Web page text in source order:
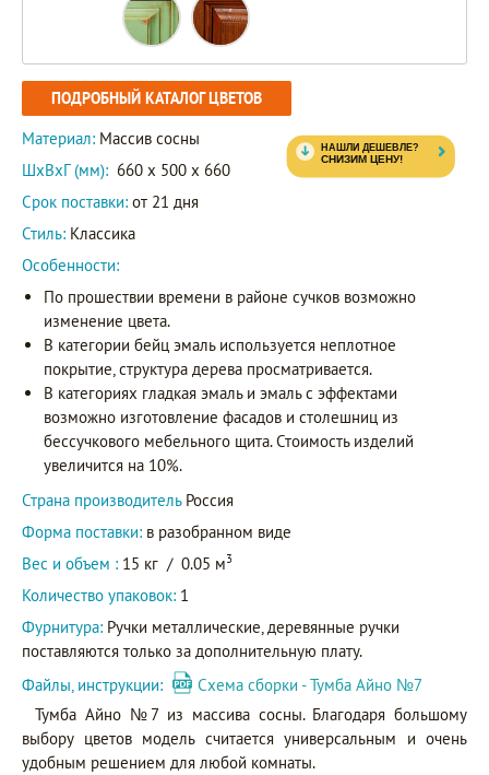
ПОДРОБНЫЙ КАТАЛОГ ЦВЕТОВ
Материал: Массив сосны
ШxВxГ (мм): 660 x 500 x 660
Срок поставки: от 21 дня
Стиль: Классика
Особенности:
По прошествии времени в районе сучков возможно
изменение цвета.
В категории бейц эмаль используется неплотное
покрытие, структура дерева просматривается.
В категориях гладкая эмаль и эмаль с эффектами
возможно изготовление фасадов и столешниц из
бессучкового мебельного щита. Стоимость изделий
увеличится на 10%.
Страна производитель Россия
Форма поставки: в разобранном виде
Вес и объем : 15 кг / 0.05 м3
Количество упаковок: 1
Фурнитура: Ручки металлические, деревянные ручки
поставляются только за дополнительную плату.
Файлы, инструкции:
Схема сборки - Тумба Айно №7
Тумба Айно №7 из массива сосны. Благодаря большому
выбору цветов модель считается универсальным и очень
удобным решением для любой комнаты.